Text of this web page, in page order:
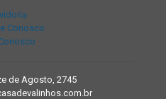
Conosco
de Agosto, 2745